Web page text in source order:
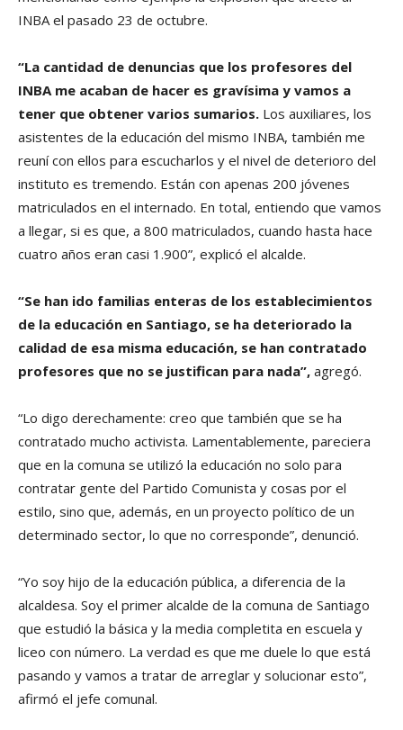
INBA el pasado 23 de octubre.
“La cantidad de denuncias que los profesores del
INBA me acaban de hacer es gravísima y vamos a
tener que obtener varios sumarios. Los auxiliares, los
asistentes de la educación del mismo INBA, también me
reuní con ellos para escucharlos y el nivel de deterioro del
instituto es tremendo. Están con apenas 200 jóvenes
matriculados en el internado. En total, entiendo que vamos
a llegar, si es que, a 800 matriculados, cuando hasta hace
cuatro años eran casi 1.900”, explicó el alcalde.
“Se han ido familias enteras de los establecimientos
de la educación en Santiago, se ha deteriorado la
calidad de esa misma educación, se han contratado
profesores que no se justifican para nada”, agregó.
“Lo digo derechamente: creo que también que se ha
contratado mucho activista. Lamentablemente, pareciera
que en la comuna se utilizó la educación no solo para
contratar gente del Partido Comunista y cosas por el
estilo, sino que, además, en un proyecto político de un
determinado sector, lo que no corresponde”, denunció.
“Yo soy hijo de la educación pública, a diferencia de la
alcaldesa. Soy el primer alcalde de la comuna de Santiago
que estudió la básica y la media completita en escuela y
liceo con número. La verdad es que me duele lo que está
pasando y vamos a tratar de arreglar y solucionar esto”,
afirmó el jefe comunal.